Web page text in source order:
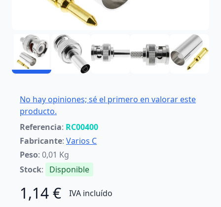
No hay opiniones; sé el primero en valorar este
producto.
Referencia: RC00400
Fabricante: Varios C
Peso: 0,01 Kg
Stock: Disponible
1,14 € IVA incluído